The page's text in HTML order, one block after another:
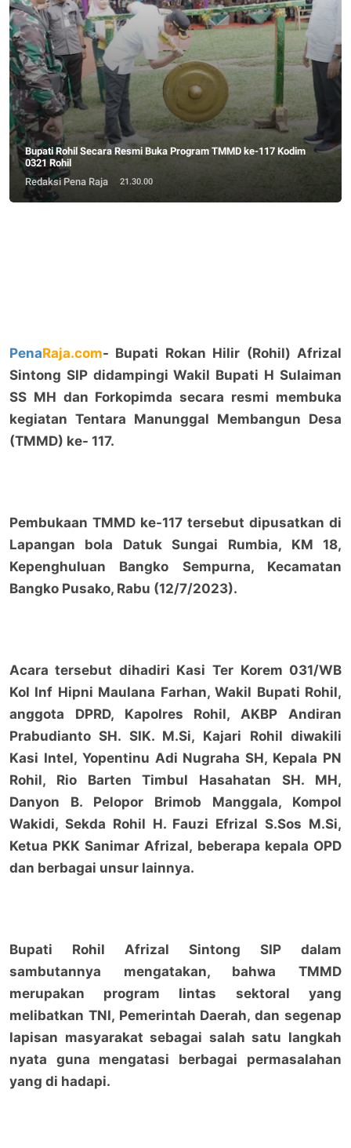
Bupati Rohil Secara Resmi Buka Program TMMD ke-117 Kodim
0321 Rohil
Redaksi Pena Raja
21.30.00
PenaRaja.com- Bupati Rokan Hilir (Rohil) Afrizal
Sintong SIP didampingi Wakil Bupati H Sulaiman
SS MH dan Forkopimda secara resmi membuka
kegiatan Tentara Manunggal Membangun Desa
(TMMD) ke- 117.
Pembukaan TMMD ke-117 tersebut dipusatkan di
Lapangan bola Datuk Sungai Rumbia, KM 18,
Kepenghuluan Bangko Sempurna, Kecamatan
Bangko Pusako, Rabu (12/7/2023).
Acara tersebut dihadiri Kasi Ter Korem 031/WB
Kol Inf Hipni Maulana Farhan, Wakil Bupati Rohil,
anggota DPRD, Kapolres Rohil, AKBP Andiran
Prabudianto SH. SIK. M.Si, Kajari Rohil diwakili
Kasi Intel, Yopentinu Adi Nugraha SH, Kepala PN
Rohil, Rio Barten Timbul Hasahatan SH. MH,
Danyon B. Pelopor Brimob Manggala, Kompol
Wakidi, Sekda Rohil H. Fauzi Efrizal S.Sos M.Si,
Ketua PKK Sanimar Afrizal, beberapa kepala OPD
dan berbagai unsur lainnya.
Bupati Rohil Afrizal Sintong SIP dalam
sambutannya mengatakan, bahwa TMMD
merupakan program lintas sektoral yang
melibatkan TNI, Pemerintah Daerah, dan segenap
lapisan masyarakat sebagai salah satu langkah
nyata guna mengatasi berbagai permasalahan
yang di hadapi.